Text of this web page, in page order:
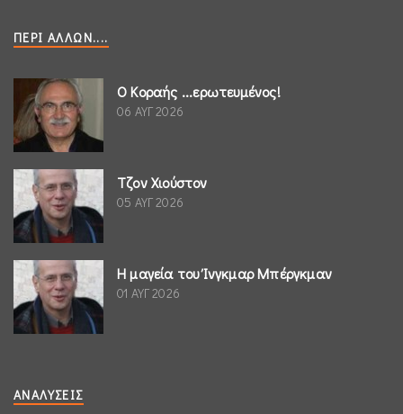
ΠΕΡΊ ΆΛΛΩΝ....
Ο Κοραής ...ερωτευμένος!
06 ΑΥΓ 2026
Τζον Χιούστον
05 ΑΥΓ 2026
Η μαγεία του Ίνγκμαρ Μπέργκμαν
01 ΑΥΓ 2026
ΑΝΑΛΎΣΕΙΣ